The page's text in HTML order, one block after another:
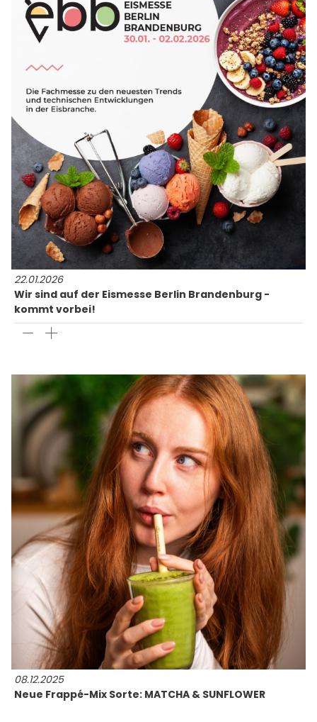
22.01.2026
Wir sind auf der Eismesse Berlin Brandenburg -
kommt vorbei!
08.12.2025
Neue Frappé-Mix Sorte: MATCHA & SUNFLOWER